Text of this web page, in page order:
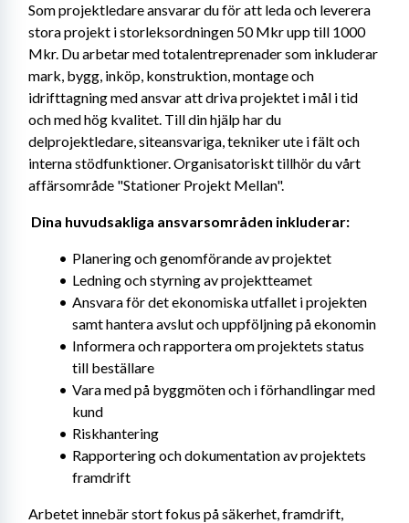
Som projektledare ansvarar du för att leda och leverera
stora projekt i storleksordningen 50 Mkr upp till 1000
Mkr. Du arbetar med totalentreprenader som inkluderar
mark, bygg, inköp, konstruktion, montage och
idrifttagning med ansvar att driva projektet i mål i tid
och med hög kvalitet. Till din hjälp har du
delprojektledare, siteansvariga, tekniker ute i fält och
interna stödfunktioner. Organisatoriskt tillhör du vårt
affärsområde "Stationer Projekt Mellan".
Dina huvudsakliga ansvarsområden inkluderar:
Planering och genomförande av projektet
Ledning och styrning av projektteamet
Ansvara för det ekonomiska utfallet i projekten
samt hantera avslut och uppföljning på ekonomin
Informera och rapportera om projektets status
till beställare
Vara med på byggmöten och i förhandlingar med
kund
Riskhantering
Rapportering och dokumentation av projektets
framdrift
Arbetet innebär stort fokus på säkerhet, framdrift,